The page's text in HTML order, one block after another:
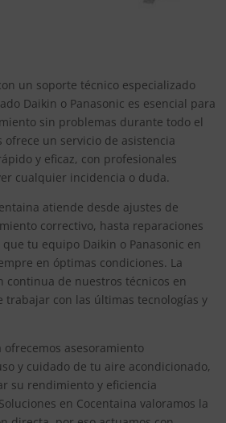
un soporte técnico especializado
Daikin o Panasonic es esencial para
sin problemas durante todo el
ofrece un servicio de asistencia
y eficaz, con profesionales
cualquier incidencia o duda.
atiende desde ajustes de
correctivo, hasta reparaciones
tu equipo Daikin o Panasonic en
en óptimas condiciones. La
continua de nuestros técnicos en
trabajar con las últimas tecnologías y
ofrecemos asesoramiento
y cuidado de tu aire acondicionado,
su rendimiento y eficiencia
en Cocentaina valoramos la